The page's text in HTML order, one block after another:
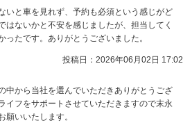
いと車を見れず、予約も必須という感じがど
はないかと不安を感じましたが、担当してく
たです。ありがとうございました。
投稿日：2026年06月02日 17:02
中から当社を選んでいただきありがとうござ
イフをサポートさせていただきますので末永
願いいたします。